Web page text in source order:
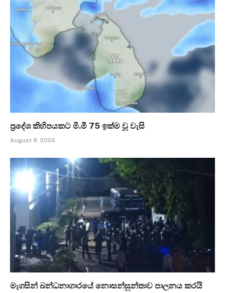
ප්‍රදේශ කිහිපයකට මි.මී 75 ඉක්ම වූ වැසි
August 8, 2026
මැගසින් බන්ධනාගාරයේ නොසන්සුන්තාව පාලනය කරයි